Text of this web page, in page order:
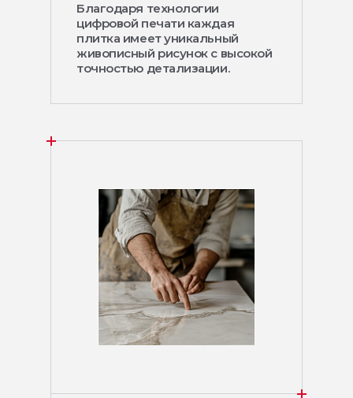
Благодаря технологии
цифровой печати каждая
плитка имеет уникальный
живописный рисунок с высокой
точностью детализации.